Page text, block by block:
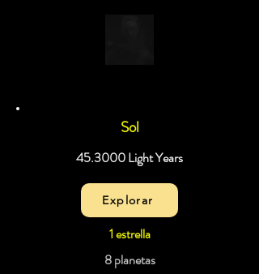
Sol
45.3000 Light Years
Explorar
1 estrella
8 planetas